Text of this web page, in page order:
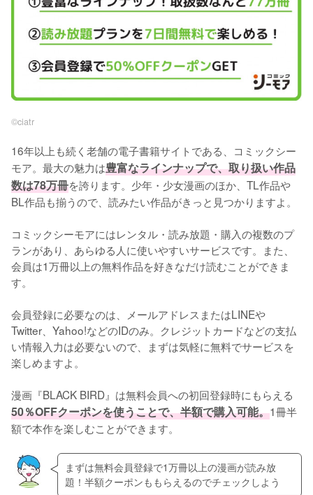
©︎ciatr
16年以上も続く老舗の電子書籍サイトである、コミックシー
モア。最大の魅力は豊富なラインナップで、取り扱い作品
数は78万冊を誇ります。少年・少女漫画のほか、TL作品や
BL作品も揃うので、読みたい作品がきっと見つかりますよ。
コミックシーモアにはレンタル・読み放題・購入の複数のプ
ランがあり、あらゆる人に使いやすいサービスです。また、
会員は1万冊以上の無料作品を好きなだけ読むことができま
す。
会員登録に必要なのは、メールアドレスまたはLINEや
Twitter、Yahoo!などのIDのみ。クレジットカードなどの支払
い情報入力は必要ないので、まずは気軽に無料でサービスを
楽しめますよ。
漫画『BLACK BIRD』は無料会員への初回登録時にもらえる
50％OFFクーポンを使うことで、半額で購入可能。1冊半
額で本作を楽しむことができます。
まずは無料会員登録で1万冊以上の漫画が読み放
題！半額クーポンももらえるのでチェックしよう